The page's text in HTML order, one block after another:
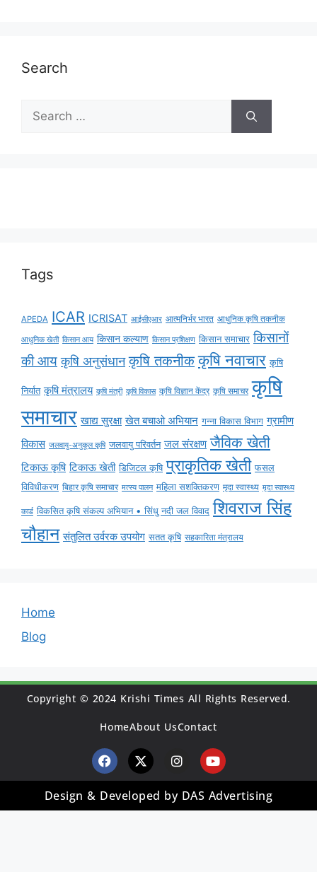
Search
Tags
APEDA ICAR ICRISAT आईसीएआर आत्मनिर्भर भारत आधुनिक कृषि तकनीक
आधुनिक खेती किसान आय किसान कल्याण किसान प्रशिक्षण किसान समाचार किसानों
की आय कृषि अनुसंधान कृषि तकनीक कृषि नवाचार कृषि
निर्यात कृषि मंत्रालय कृषि मंत्री कृषि विकास कृषि विज्ञान केंद्र कृषि समाचर कृषि
समाचार खाद्य सुरक्षा खेत बचाओ अभियान गन्ना विकास विभाग ग्रामीण
विकास जलवायु-अनुकूल कृषि जलवायु परिवर्तन जल संरक्षण जैविक खेती
टिकाऊ कृषि टिकाऊ खेती डिजिटल कृषि प्राकृतिक खेती फसल
विविधीकरण बिहार कृषि समाचार मत्स्य पालन महिला सशक्तिकरण मृदा स्वास्थ्य मृदा स्वास्थ्य
कार्ड विकसित कृषि संकल्प अभियान • सिंधु नदी जल विवाद शिवराज सिंह
चौहान संतुलित उर्वरक उपयोग सतत कृषि सहकारिता मंत्रालय
Home
Blog
Copyright © 2024 Krishi Times All Rights Reserved.
HomeAbout UsContact
Design & Developed by DAS Advertising